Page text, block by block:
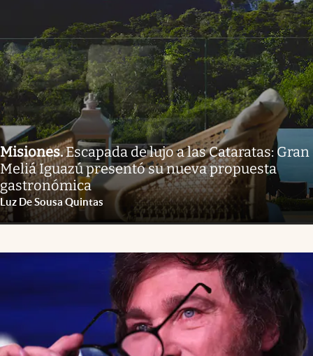
Misiones.Escapada de lujo a las Cataratas: Gran
Meliá Iguazú presentó su nueva propuesta
gastronómica
Luz De Sousa Quintas